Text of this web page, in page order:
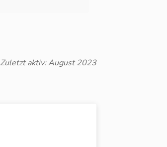
Zuletzt aktiv: August 2023